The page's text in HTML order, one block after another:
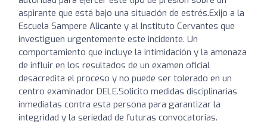
aspirante que está bajo una situación de estrés. ​ ​Exijo a la
Escuela Sampere Alicante y al Instituto Cervantes que
investiguen urgentemente este incidente. Un
comportamiento que incluye la intimidación y la amenaza
de influir en los resultados de un examen oficial
desacredita el proceso y no puede ser tolerado en un
centro examinador DELE. ​Solicito medidas disciplinarias
inmediatas contra esta persona para garantizar la
integridad y la seriedad de futuras convocatorias.